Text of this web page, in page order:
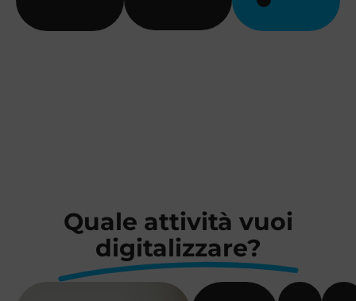
Quale attività vuoi
digitalizzare?